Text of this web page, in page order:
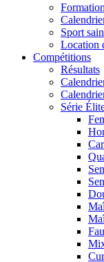
Sport
Location
Compétitions
Résultats
Série